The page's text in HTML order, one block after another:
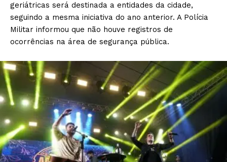
geriátricas será destinada a entidades da cidade,
seguindo a mesma iniciativa do ano anterior. A Polícia
Militar informou que não houve registros de
ocorrências na área de segurança pública.